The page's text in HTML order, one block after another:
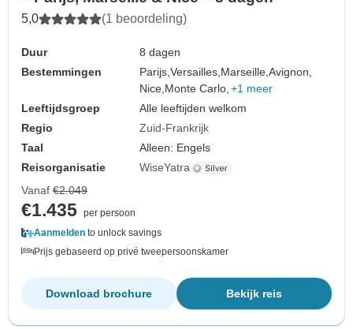
5,0 (1 beoordeling)
Duur
8 dagen
Bestemmingen
Parijs,Versailles,Marseille,Avignon,
Nice,Monte Carlo, +1 meer
Leeftijdsgroep
Alle leeftijden welkom
Regio
Zuid-Frankrijk
Taal
Alleen: Engels
Reisorganisatie
WiseYatra
Vanaf €2.049
€1.435 per persoon
Aanmelden to unlock savings
Prijs gebaseerd op privé tweepersoonskamer
Bekijk reis
Download brochure